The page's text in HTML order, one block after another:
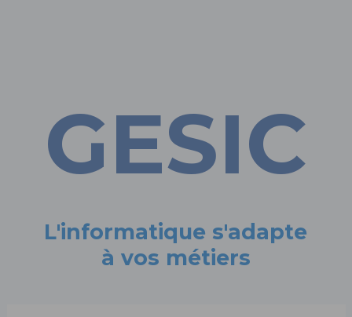
GESIC
L'informatique s'adapte
à vos métiers